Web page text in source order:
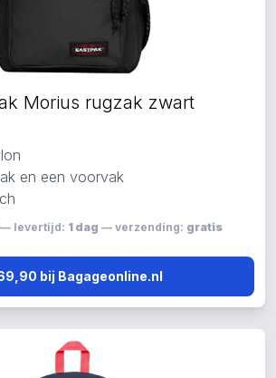
Morius rugzak zwart
en een voorvak
— levertijd: 1 dag — verzending: gratis
bij Bagageonline.nl